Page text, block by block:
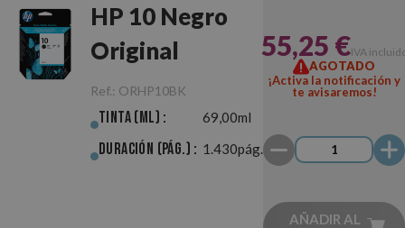
HP 10 Negro
Original
Ref.: ORHP10BK
Tinta (ml) : 69,00ml
Duración (pág.) : 1.430pág.
55,25 €IVA
AGOTADO
¡Activa la notificación y
te avisaremos!
AÑADIR AL